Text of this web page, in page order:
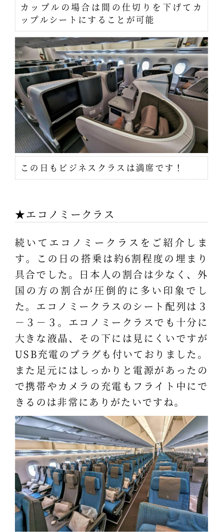
カップルの場合は間の仕切りを下げてカ
ップルシートにすることが可能
この日もビジネスクラスは満席です！
★エコノミークラス
続いてエコノミークラスをご紹介しま
す。この日の搭乗は約6割程度の埋まり
具合でした。日本人の割合は少なく、外
国の方の割合が圧倒的に多い印象でし
た。エコノミークラスのシート配列は３
－３－３。エコノミークラスでも十分に
大きな液晶、その下には見にくいですが
USB充電のプラグも付いておりました。
また足元にはしっかりと電源があったの
で携帯やカメラの充電もフライト中にで
きるのは非常にありがたいですね。